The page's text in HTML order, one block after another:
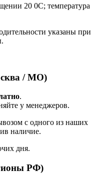
20 0С; температура
указаны при
/ МО)
.
у менеджеров.
с одного из наших
наличие.
дня.
РФ)